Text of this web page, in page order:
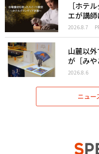
［ホテ
エが講
2026.8.7
山麓以
が［み
2026.8.6
ニュー